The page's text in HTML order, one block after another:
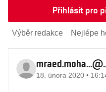
Přihlásit pro
Výběr redakce Nejlépe
18. února 2020 •